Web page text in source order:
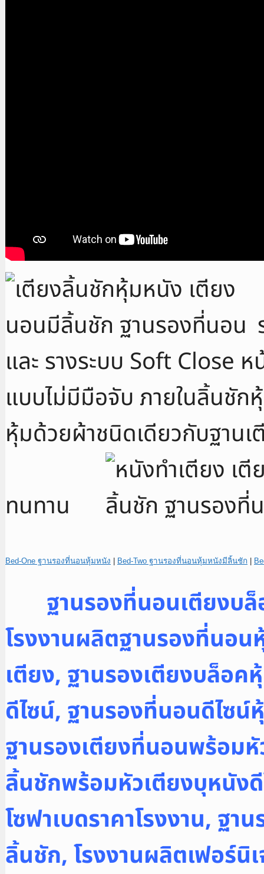
และ รางระบบ Soft Close
แบบไม่มีมือจับ ภายในลิ้นชัก
หุ้มด้วยผ้าชนิดเดียวกับฐานเ
ทนทาน
Bed-One ฐานรองที่นอนหุ้มหนัง Bed-Two ฐานรองที่นอนหุ้มหนังมีลิ้นชัก
ฐานรองที่นอนเตียงบ
โรงงานผลิตฐานรองที่นอ
เตียง, ฐานรองเตียงบล็อ
ดีไซน์, ฐานรองที่นอนดีไซ
ฐานรองเตียงที่นอนพร้อม
ลิ้นชักพร้อมหัวเตียงบุหนัง
โซฟาเบดราคาโรงงาน, ฐา
ลิ้นชัก, โรงงานผลิตเฟอร์